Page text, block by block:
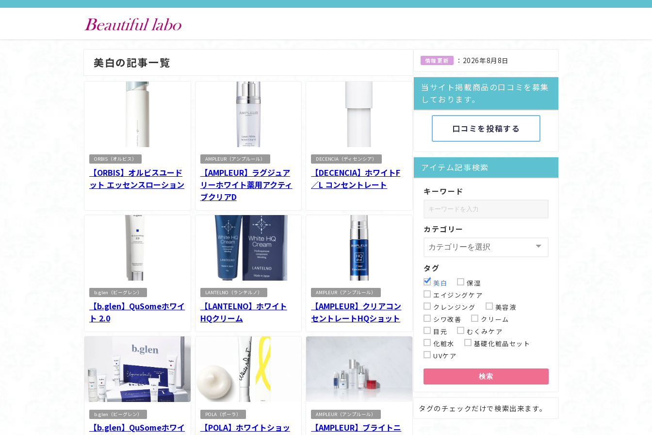
美白の記事一覧
ORBIS（オルビス）
【ORBIS】オルビスユード
ット エッセンスローション
AMPLEUR（アンプルール）
【AMPLEUR】ラグジュア
リーホワイト薬用アクティ
ブクリアD
DECENCIA（ディセンシア）
【DECENCIA】ホワイトF
／L コンセントレート
b.glen（ビーグレン）
【b.glen】QuSomeホワイ
ト 2.0
LANTELNO（ランテルノ）
【LANTELNO】ホワイト
HQクリーム
AMPLEUR（アンプルール）
【AMPLEUR】クリアコン
セントレートHQショット
b.glen（ビーグレン）
【b.glen】QuSomeホワイ
POLA（ポーラ）
【POLA】ホワイトショッ
AMPLEUR（アンプルール）
【AMPLEUR】ブライトニ
情報更新 ： 2026年8月8日
当サイト掲載商品の口コミを募集
しております。
口コミを投稿する
アイテム記事検索
キーワード
カテゴリー
タグ
美白
保湿
エイジングケア
クレンジング
美容液
シワ改善
クリーム
目元
むくみケア
化粧水
基礎化粧品セット
UVケア
検索
タグのチェックだけで検索出来ます。